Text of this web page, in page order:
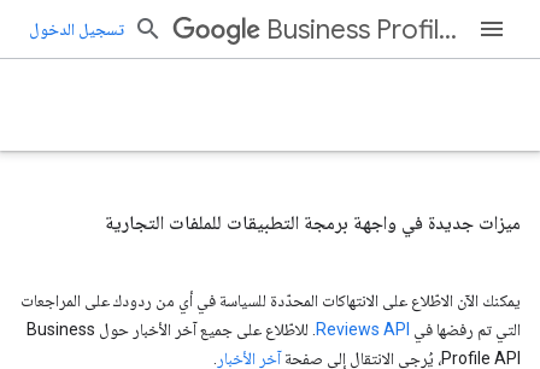
Business Profile APIs تسجيل الدخول
ميزات جديدة في واجهة برمجة التطبيقات للملفات التجارية
يمكنك الآن الاطّلاع على الانتهاكات المحدّدة للسياسة في أي من ردودك على المراجعات
التي تم رفضها في
Reviews API
. للاطّلاع على جميع آخر الأخبار حول Business
Profile API، يُرجى الانتقال إلى صفحة
آخر الأخبار